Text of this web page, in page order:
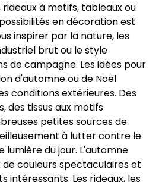
rideaux à motifs, tableaux ou
en décoration est
inspirer par la nature, les
brut ou le style
de campagne. Les idées pour
d'automne ou de Noël
conditions extérieures. Des
des tissus aux motifs
petites sources de
à lutter contre le
lumière du jour. L'automne
de couleurs spectaculaires et
intéressants. Les rideaux, les